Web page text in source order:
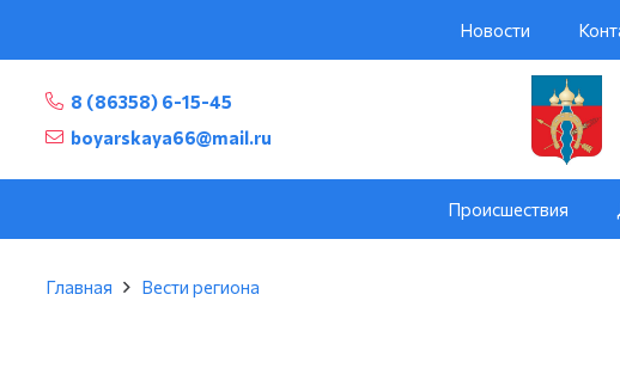
Новости
8 (86358) 6-15-45
boyarskaya66@mail.ru
Происшествия
Главная Вести региона